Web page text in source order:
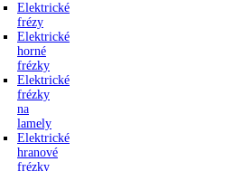
Elektrické
frézy
Elektrické
horné
frézky
Elektrické
frézky
na
lamely
Elektrické
hranové
frézky